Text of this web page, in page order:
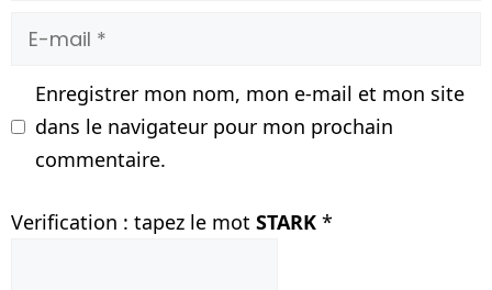
E-
Enregistrer mon nom, mon e-mail et mon site
dans le navigateur pour mon prochain
commentaire.
Verification : tapez le mot STARK *